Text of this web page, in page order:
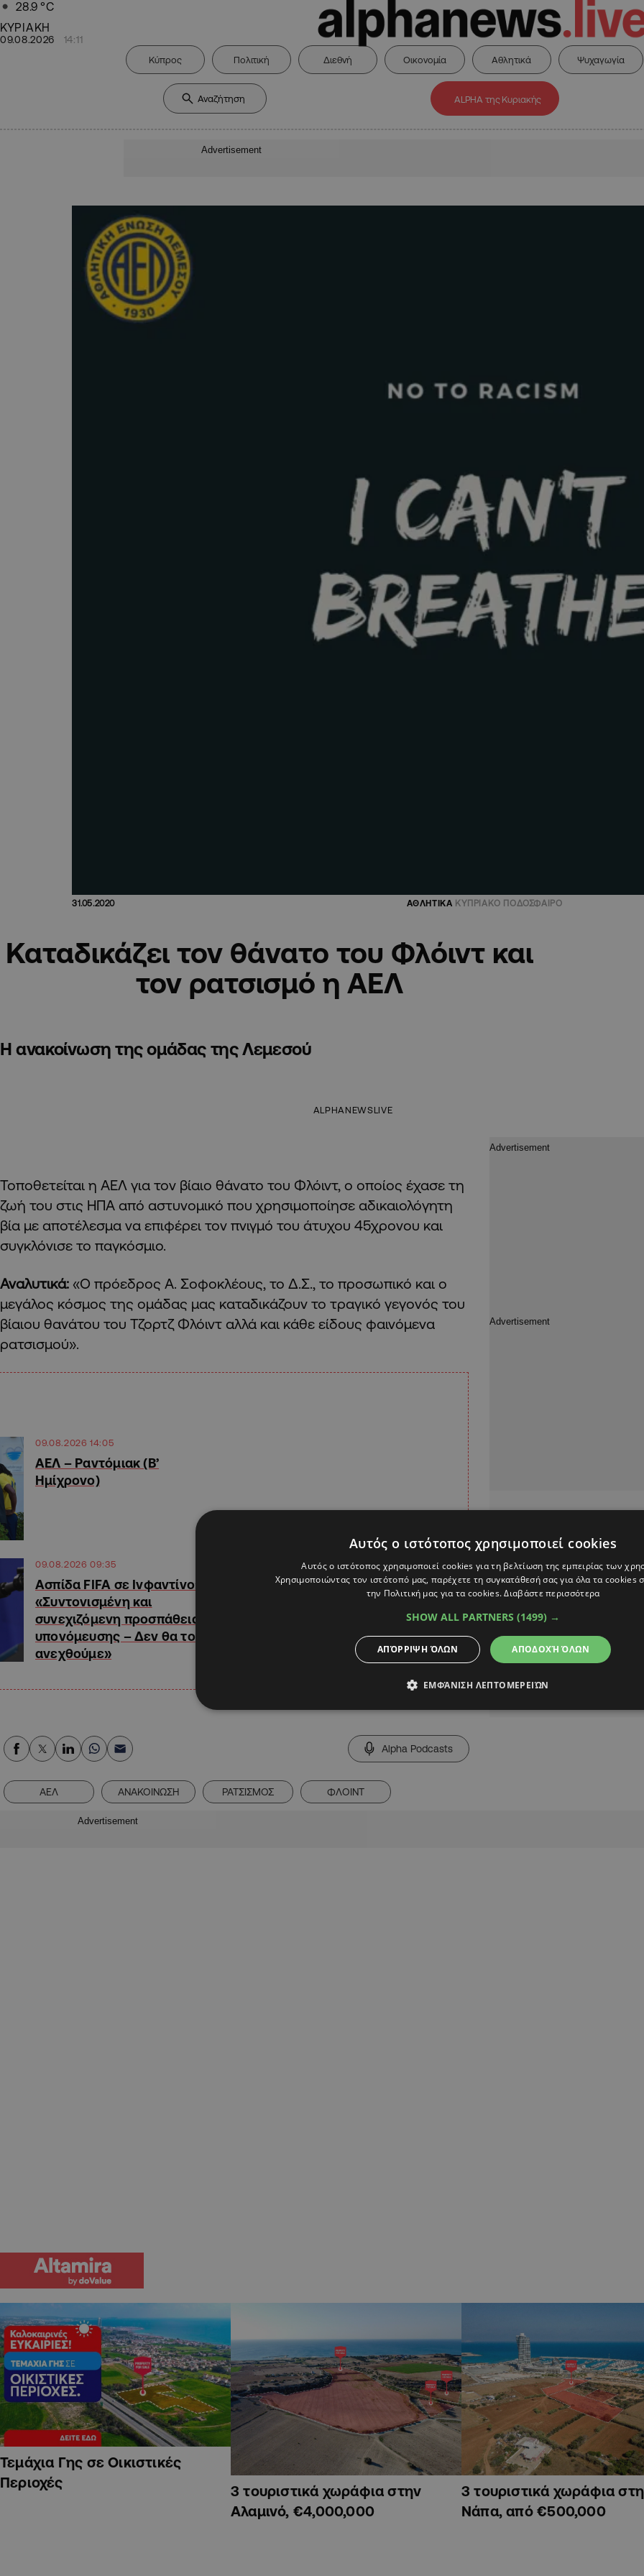
28.9 °C
ΚΥΡΙΑΚΗ
09.08.2026 14:11
Κύπρος Πολιτική Διεθνή Οικονομία Αθλητικά Ψυχαγωγία
ALPHA της Κυριακής
Advertisement
31.05.2020 ΑΘΛΗΤΙΚΑ ΚΥΠΡΙΑΚΟ ΠΟΔΟΣΦΑΙΡΟ
Καταδικάζει τον θάνατο του Φλόιντ και
τον ρατσισμό η ΑΕΛ
Η ανακοίνωση της ομάδας της Λεμεσού
ALPHANEWSLIVE
Τοποθετείται η ΑΕΛ για τον βίαιο θάνατο του Φλόιντ, ο οποίος έχασε τη
ζωή του στις ΗΠΑ από αστυνομικό που χρησιμοποίησε αδικαιολόγητη
βία με αποτέλεσμα να επιφέρει τον πνιγμό του άτυχου 45χρονου και
συγκλόνισε το παγκόσμιο.
Αναλυτικά: «Ο πρόεδρος Α. Σοφοκλέους, το Δ.Σ., το προσωπικό και ο
μεγάλος κόσμος της ομάδας μας καταδικάζουν το τραγικό γεγονός του
βίαιου θανάτου του Τζορτζ Φλόιντ αλλά και κάθε είδους φαινόμενα
ρατσισμού».
09.08.2026 14:05
ΑΕΛ – Ραντόμιακ (Β’
Ημίχρονο)
09.08.2026 09:35
Ασπίδα FIFA σε Ινφαντίνο:
«Συντονισμένη και
συνεχιζόμενη προσπάθεια
υπονόμευσης – Δεν θα το
ανεχθούμε»
Alpha Podcasts
ΑΕΛ ΑΝΑΚΟΙΝΩΣΗ ΡΑΤΣΙΣΜΟΣ ΦΛΟΙΝΤ
Advertisement
Τεμάχια Γης σε Οικιστικές
Περιοχές
3 τουριστικά χωράφια στην
Αλαμινό, €4,000,000
3 τουριστικά χωράφια
Νάπα, από €500,000
Αυτός ο ιστότοπος χρησιμοποιεί cookies
Αυτός ο ιστότοπος χρησιμοποιεί cookies για τη βελτίωση της εμπειρίας των
Χρησιμοποιώντας τον ιστότοπό μας, παρέχετε τη συγκατάθεσή σας για όλα τα cookies
την Πολιτική μας για τα cookies.Διαβάστε περισσότερα
SHOW ALL PARTNERS (1499) →
ΑΠΟΔΟΧΉ ΌΛΩΝ
ΑΠΌΡΡΙΨΗ ΌΛΩΝ
ΕΜΦΆΝΙΣΗ ΛΕΠΤΟΜΕΡΕΙΏΝ